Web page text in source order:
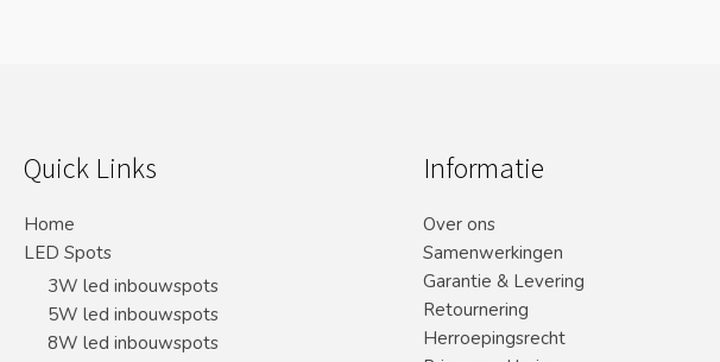
Quick Links
Home
LED Spots
3W led inbouwspots
5W led inbouwspots
8W led inbouwspots
Informatie
Over ons
Samenwerkingen
Garantie & Levering
Retournering
Herroepingsrecht